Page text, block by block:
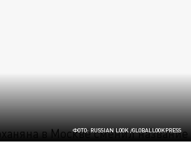
ФОТО: RUSSIAN LOOK /GLOBALLOOKPRESS